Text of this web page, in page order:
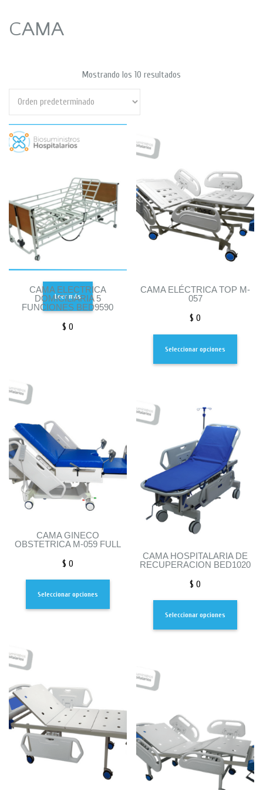
CAMA
Mostrando los 10 resultados
CAMA ELECTRICA
DOMICILIARIA 5
FUNCIONES BED9590
$ 0
Leer más
CAMA ELÉCTRICA TOP M-
057
$ 0
Seleccionar opciones
CAMA GINECO
OBSTETRICA M-059 FULL
$ 0
Seleccionar opciones
CAMA HOSPITALARIA DE
RECUPERACION BED1020
$ 0
Seleccionar opciones